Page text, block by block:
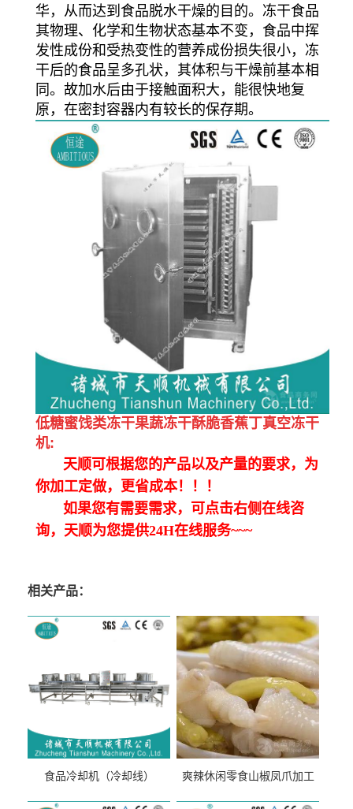
华，从而达到食品脱水干燥的目的。冻干食品
其物理、化学和生物状态基本不变，食品中挥
发性成份和受热变性的营养成份损失很小，冻
干后的食品呈多孔状，其体积与干燥前基本相
同。故加水后由于接触面积大，能很快地复
原，在密封容器内有较长的保存期。
低糖蜜饯类冻干果蔬冻干酥脆香蕉丁真空冻干
机:
天顺可根据您的产品以及产量的要求，为
你加工定做，更省成本！！！
如果您有需要需求，可点击右侧在线咨
询，天顺为您提供24H在线服务~~~
相关产品：
食品冷却机（冷却线）
爽辣休闲零食山椒凤爪加工